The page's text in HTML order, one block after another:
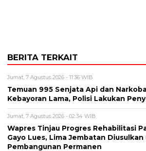
BERITA TERKAIT
Jumat, 7 Agustus 2026 - 11:36 WIB
Temuan 995 Senjata Api dan
Kebayoran Lama, Polisi Lakukan
Jumat, 7 Agustus 2026 - 02:34 WIB
Wapres Tinjau Progres Rehabilitasi
Gayo Lues, Lima Jembatan
Pembangunan Permanen